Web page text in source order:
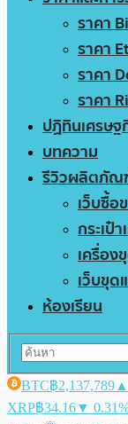
ราคา
ราคา
ราคา
ราคา
ปฏิทินเศรษฐ
บทความ
รีวิวผลิตภัณ
เว็บซื้อ
กระเป๋
เครื่อง
เว็บขุด
ห้องเรียน
BTC฿2,137,789
XRP฿34.16▼